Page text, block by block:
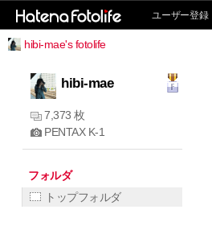
ユーザー登録
hibi-mae's fotolife
hibi-mae
7,373 枚
PENTAX K-1
フォルダ
トップフォルダ